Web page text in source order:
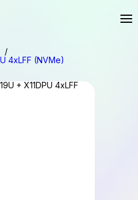
4xLFF (NVMe)